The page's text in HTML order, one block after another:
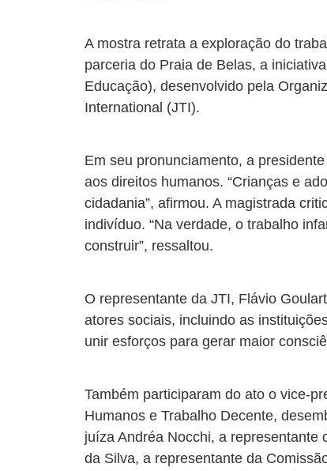
A mostra retrata a exploração do
parceria do Praia de Belas, a
Educação), desenvolvido pela
International (JTI).
Em seu pronunciamento, a
aos direitos humanos. “Crianças e
cidadania”, afirmou. A magistrada
indivíduo. “Na verdade, o trabalho
construir”, ressaltou.
O representante da JTI, Flávio
atores sociais, incluindo as
unir esforços para gerar maior
Também participaram do ato o vice-
Humanos e Trabalho Decente,
juíza Andréa Nocchi, a representante
da Silva, a representante da